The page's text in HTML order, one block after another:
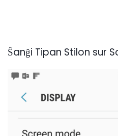
Ŝanĝi Tipan Stilon sur